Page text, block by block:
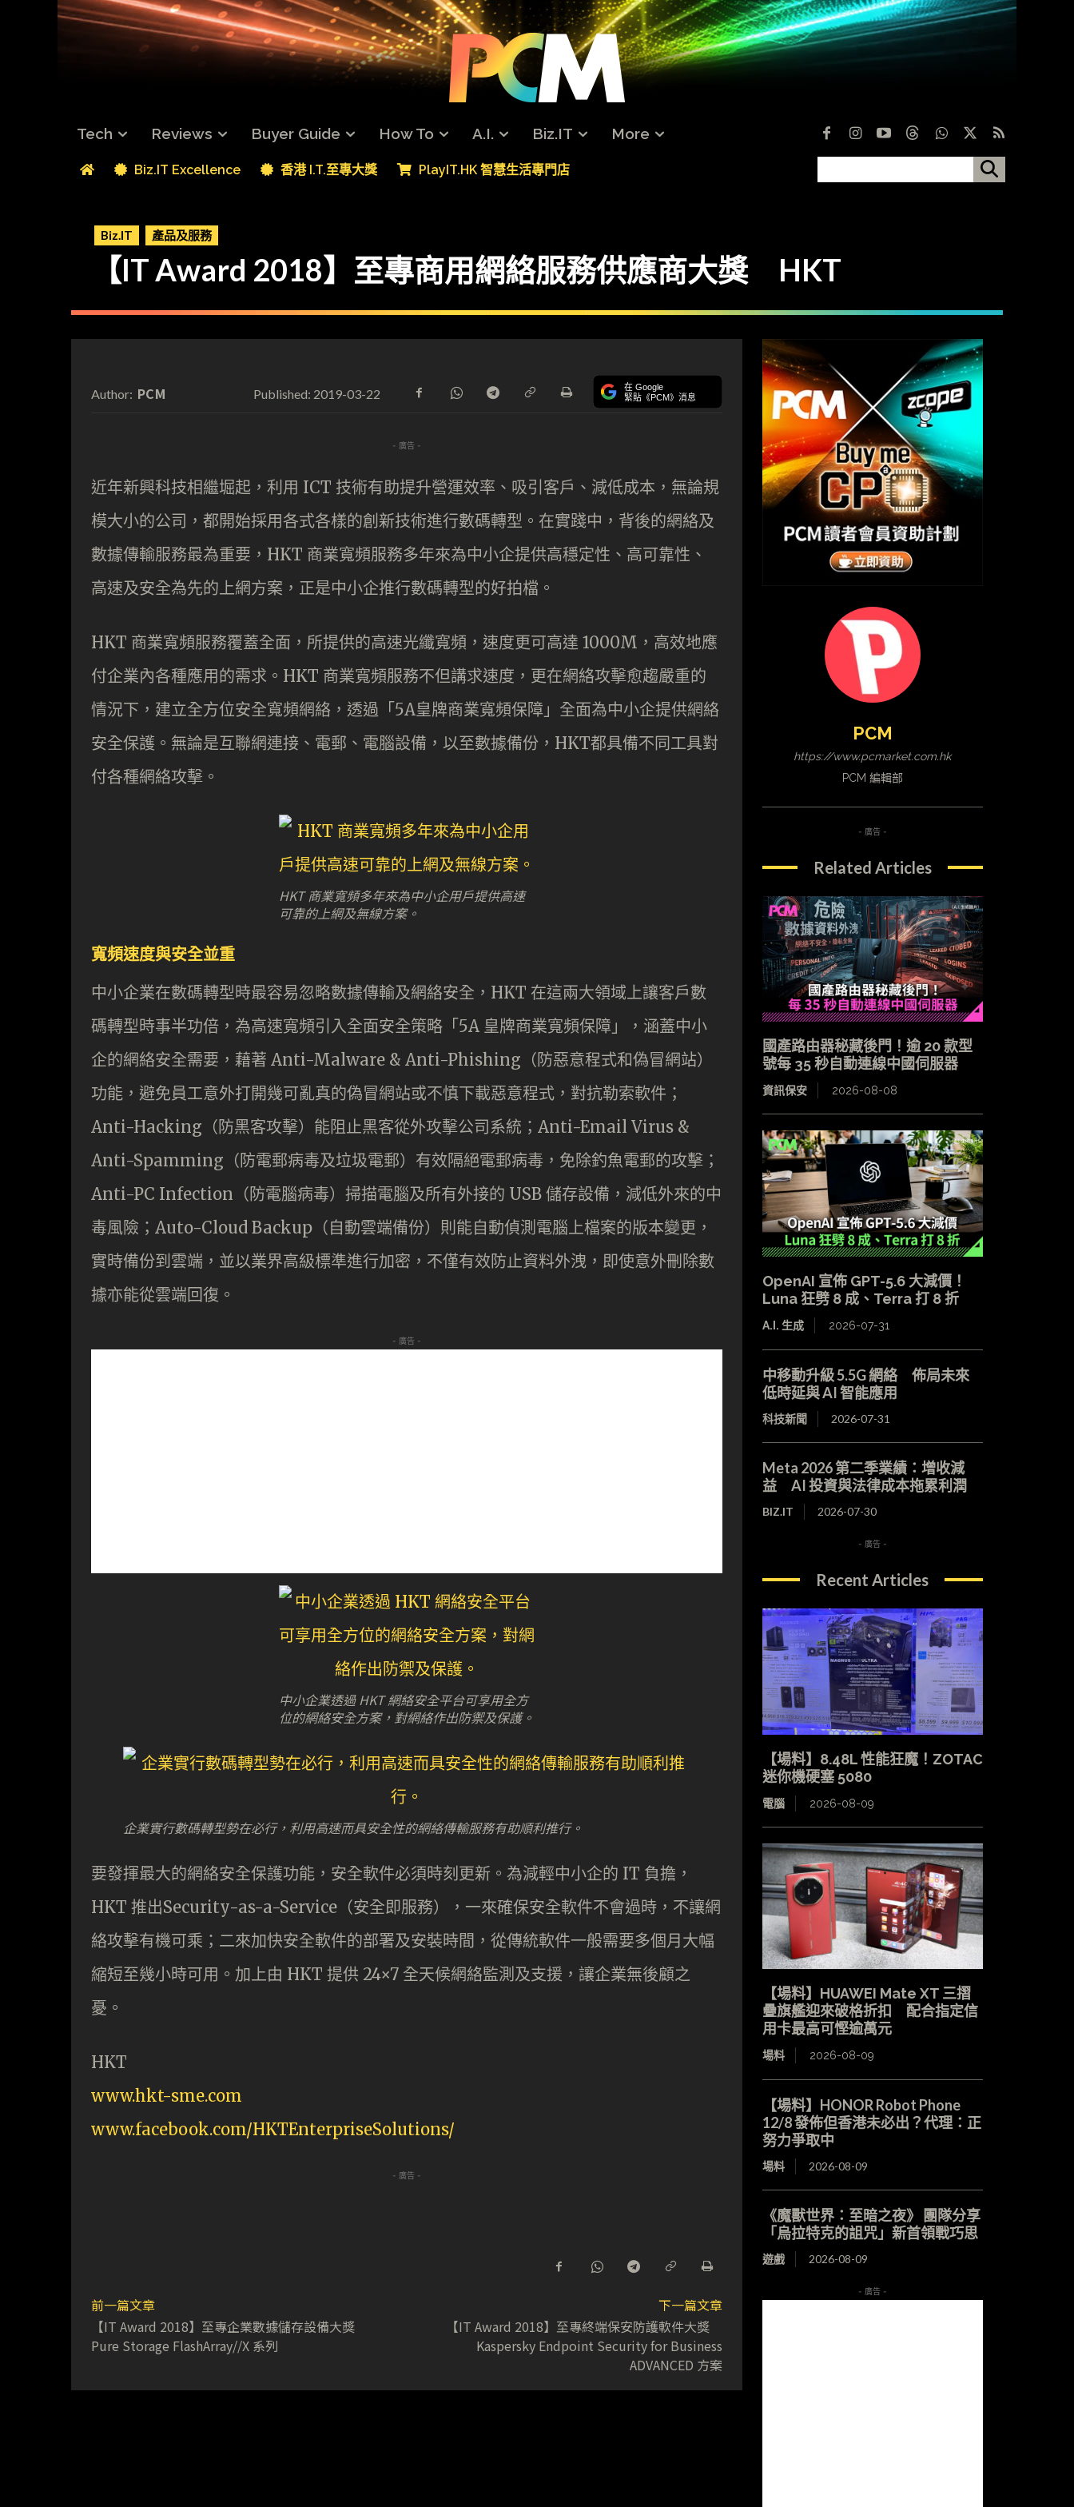
Tech Reviews Buyer Guide How To A.I. Biz.IT More
Biz.IT Excellence 香港 I.T.至專大獎 PlayIT.HK 智慧生活專門店
Biz.IT 產品及服務
【IT Award 2018】至專商用網絡服務供應商大獎 HKT
Author: PCM Published: 2019-03-22 在 Google
緊貼《PCM》消息
- 廣告 -
近年新興科技相繼堀起，利用 ICT 技術有助提升營運效率、吸引客戶、減低成本，無論規
模大小的公司，都開始採用各式各樣的創新技術進行數碼轉型。在實踐中，背後的網絡及
數據傳輸服務最為重要，HKT 商業寬頻服務多年來為中小企提供高穩定性、高可靠性、
高速及安全為先的上網方案，正是中小企推行數碼轉型的好拍檔。
HKT 商業寬頻服務覆蓋全面，所提供的高速光纖寬頻，速度更可高達 1000M，高效地應
付企業內各種應用的需求。HKT 商業寬頻服務不但講求速度，更在網絡攻擊愈趨嚴重的
情況下，建立全方位安全寬頻網絡，透過「5A皇牌商業寬頻保障」全面為中小企提供網絡
安全保護。無論是互聯網連接、電郵、電腦設備，以至數據備份，HKT都具備不同工具對
付各種網絡攻擊。
HKT 商業寬頻多年來為中小企用戶提供高速
可靠的上網及無線方案。
寬頻速度與安全並重
中小企業在數碼轉型時最容易忽略數據傳輸及網絡安全，HKT 在這兩大領域上讓客戶數
碼轉型時事半功倍，為高速寬頻引入全面安全策略「5A 皇牌商業寬頻保障」，涵蓋中小
企的網絡安全需要，藉著 Anti-Malware & Anti-Phishing（防惡意程式和偽冒網站）
功能，避免員工意外打開幾可亂真的偽冒網站或不慎下載惡意程式，對抗勒索軟件；
Anti-Hacking（防黑客攻擊）能阻止黑客從外攻擊公司系統；Anti-Email Virus &
Anti-Spamming（防電郵病毒及垃圾電郵）有效隔絕電郵病毒，免除釣魚電郵的攻擊；
Anti-PC Infection（防電腦病毒）掃描電腦及所有外接的 USB 儲存設備，減低外來的中
毒風險；Auto-Cloud Backup（自動雲端備份）則能自動偵測電腦上檔案的版本變更，
實時備份到雲端，並以業界高級標準進行加密，不僅有效防止資料外洩，即使意外刪除數
據亦能從雲端回復。
- 廣告 -
中小企業透過 HKT 網絡安全平台可享用全方
位的網絡安全方案，對網絡作出防禦及保護。
企業實行數碼轉型勢在必行，利用高速而具安全性的網絡傳輸服務有助順利推行。
要發揮最大的網絡安全保護功能，安全軟件必須時刻更新。為減輕中小企的 IT 負擔，
HKT 推出Security-as-a-Service（安全即服務），一來確保安全軟件不會過時，不讓網
絡攻擊有機可乘；二來加快安全軟件的部署及安裝時間，從傳統軟件一般需要多個月大幅
縮短至幾小時可用。加上由 HKT 提供 24×7 全天候網絡監測及支援，讓企業無後顧之
憂。
HKT
www.hkt-sme.com
www.facebook.com/HKTEnterpriseSolutions/
- 廣告 -
前一篇文章
【IT Award 2018】至專企業數據儲存設備大獎
Pure Storage FlashArray//X 系列
下一篇文章
【IT Award 2018】至專終端保安防護軟件大獎
Kaspersky Endpoint Security for Business
ADVANCED 方案
PCM
https://www.pcmarket.com.hk
PCM 編輯部
- 廣告 -
Related Articles
國產路由器秘藏後門！逾 20 款型
號每 35 秒自動連線中國伺服器
資訊保安 2026-08-08
OpenAI 宣佈 GPT-5.6 大減價！
Luna 狂劈 8 成、Terra 打 8 折
A.I. 生成 2026-07-31
中移動升級 5.5G 網絡 佈局未來
低時延與 AI 智能應用
科技新聞 2026-07-31
Meta 2026 第二季業績：增收減
益 AI 投資與法律成本拖累利潤
BIZ.IT 2026-07-30
- 廣告 -
Recent Articles
【場料】8.48L 性能狂魔！ZOTAC
迷你機硬塞 5080
電腦 2026-08-09
【場料】HUAWEI Mate XT 三摺
疊旗艦迎來破格折扣 配合指定信
用卡最高可慳逾萬元
場料 2026-08-09
【場料】HONOR Robot Phone
12/8 發佈但香港未必出？代理：正
努力爭取中
場料 2026-08-09
《魔獸世界：至暗之夜》 團隊分享
「烏拉特克的詛咒」新首領戰巧思
遊戲 2026-08-09
- 廣告 -